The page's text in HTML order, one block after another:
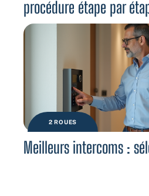
procédure étape par
2 ROUES
Meilleurs intercoms :